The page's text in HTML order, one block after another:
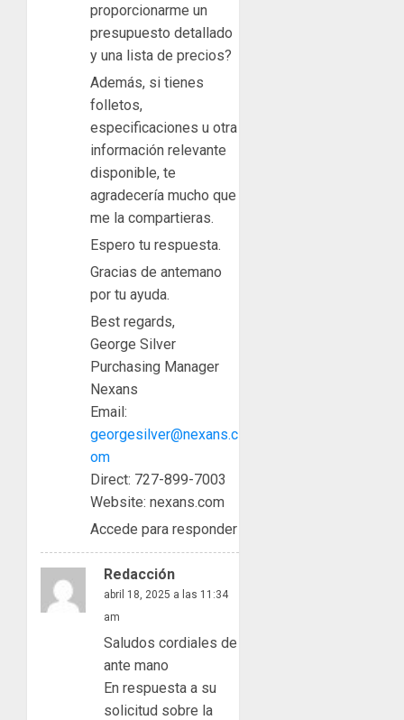
proporcionarme un
presupuesto detallado
y una lista de precios?
Además, si tienes
folletos,
especificaciones u otra
información relevante
disponible, te
agradecería mucho que
me la compartieras.
Espero tu respuesta.
Gracias de antemano
por tu ayuda.
Best regards,
George Silver
Purchasing Manager
Nexans
Email:
georgesilver@nexans.c
om
Direct: 727-899-7003
Website: nexans.com
Accede para responder
Redacción
abril 18, 2025 a las 11:34
am
Saludos cordiales de
ante mano
En respuesta a su
solicitud sobre la